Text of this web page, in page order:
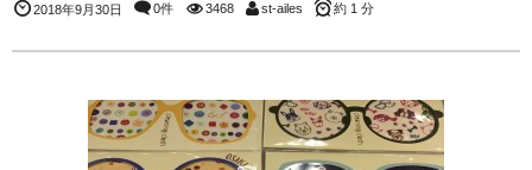
2018年9月30日 0件 3468 st-ailes 約 1 分